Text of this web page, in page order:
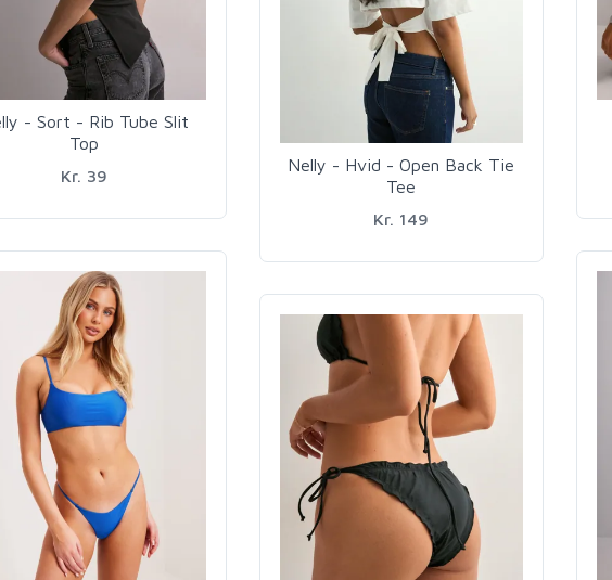
- Sort - Rib Tube Slit
Top
Kr. 39
Nelly - Hvid - Open Back Tie
Tee
Kr. 149